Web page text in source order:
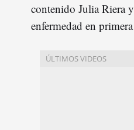
contenido Julia Riera
enfermedad en